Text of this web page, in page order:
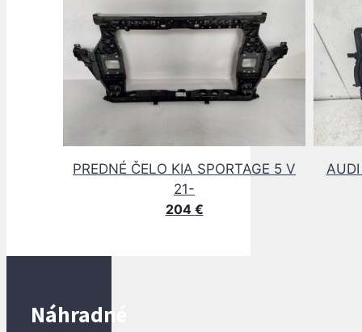
PREDNÉ ČELO KIA SPORTAGE 5 V
21-
204 €
Náhradné